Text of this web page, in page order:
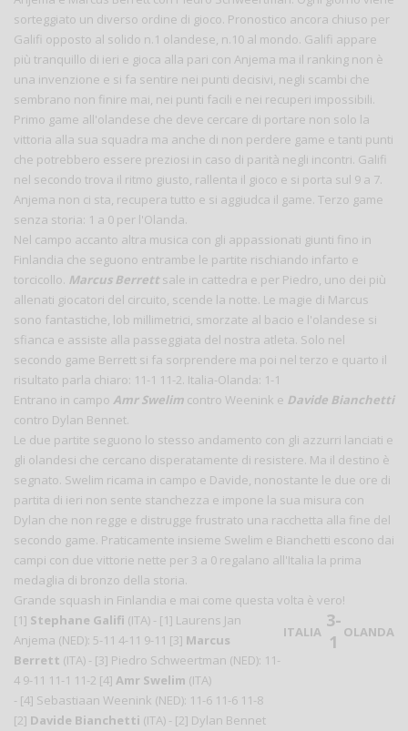
sorteggiato un diverso ordine di gioco. Pronostico ancora chiuso per
Galifi opposto al solido n.1 olandese, n.10 al mondo. Galifi appare
più tranquillo di ieri e gioca alla pari con Anjema ma il ranking non è
una invenzione e si fa sentire nei punti decisivi, negli scambi che
sembrano non finire mai, nei punti facili e nei recuperi impossibili.
Primo game all'olandese che deve cercare di portare non solo la
vittoria alla sua squadra ma anche di non perdere game e tanti punti
che potrebbero essere preziosi in caso di parità negli incontri. Galifi
nel secondo trova il ritmo giusto, rallenta il gioco e si porta sul 9 a 7.
Anjema non ci sta, recupera tutto e si aggiudca il game. Terzo game
senza storia: 1 a 0 per l'Olanda.
Nel campo accanto altra musica con gli appassionati giunti fino in
Finlandia che seguono entrambe le partite rischiando infarto e
torcicollo. Marcus Berrettsale in cattedra e per Piedro, uno dei più
allenati giocatori del circuito, scende la notte. Le magie di Marcus
sono fantastiche, lob millimetrici, smorzate al bacio e l'olandese si
sfianca e assiste alla passeggiata del nostra atleta. Solo nel
secondo game Berrett si fa sorprendere ma poi nel terzo e quarto il
risultato parla chiaro: 11-1 11-2. Italia-Olanda: 1-1
Entrano in campo Amr Swelim contro Weenink e Davide Bianchetti
contro Dylan Bennet.
Le due partite seguono lo stesso andamento con gli azzurri lanciati e
gli olandesi che cercano disperatamente di resistere. Ma il destino è
segnato. Swelim ricama in campo e Davide, nonostante le due ore di
partita di ieri non sente stanchezza e impone la sua misura con
Dylan che non regge e distrugge frustrato una racchetta alla fine del
secondo game. Praticamente insieme Swelim e Bianchetti escono dai
campi con due vittorie nette per 3 a 0 regalano all'Italia la prima
medaglia di bronzo della storia.
Grande squash in Finlandia e mai come questa volta è vero!
[1] Stephane Galifi (ITA) - [1] Laurens Jan
Anjema (NED): 5-11 4-11 9-11 [3] Marcus
Berrett (ITA) - [3] Piedro Schweertman (NED): 11-
4 9-11 11-1 11-2 [4] Amr Swelim (ITA)
- [4] Sebastiaan Weenink (NED): 11-6 11-6 11-8
[2] Davide Bianchetti (ITA) - [2] Dylan Bennet
ITALIA
3-
1 OLANDA